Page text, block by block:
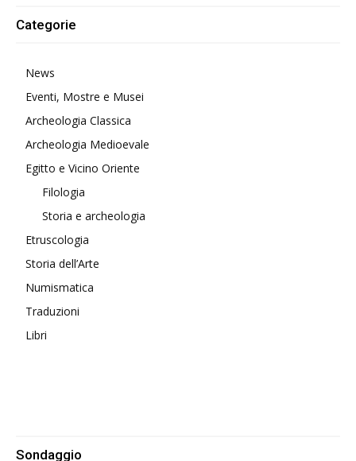
Categorie
News
Eventi, Mostre e Musei
Archeologia Classica
Archeologia Medioevale
Egitto e Vicino Oriente
Filologia
Storia e archeologia
Etruscologia
Storia dell’Arte
Numismatica
Traduzioni
Libri
Sondaggio